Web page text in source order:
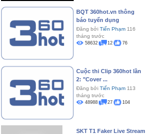
BQT 360hot.vn thông
báo tuyển dụng
Đăng bởi Tiến Phạm116
tháng trước
58632 12 76
Cuộc thi Clip 360hot lần
2: "Cover ...
Đăng bởi Tiến Phạm113
tháng trước
48988 27 104
SKT T1 Faker Live Stream